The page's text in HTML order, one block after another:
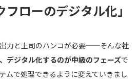
ローのデジタル化」
力と上司のハンコが必要──そんな社
デジタル化するのが中級のフェーズで
ムで処理できるように変えていきまし